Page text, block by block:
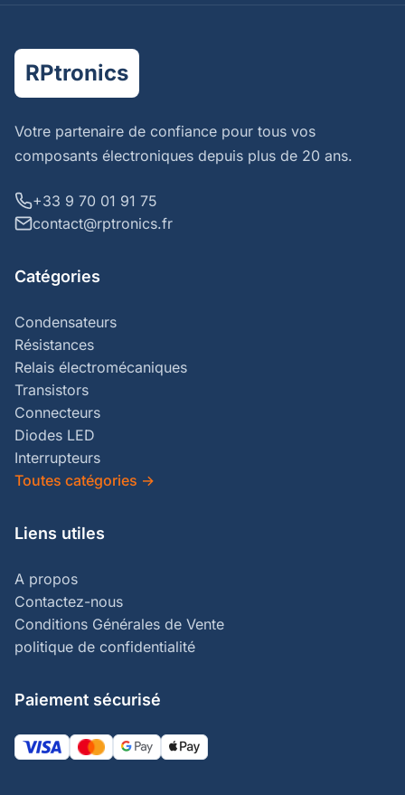
RPtronics
Votre partenaire de confiance pour tous vos
composants électroniques depuis plus de 20 ans.
+33 9 70 01 91 75
contact@rptronics.fr
Catégories
Condensateurs
Résistances
Relais électromécaniques
Transistors
Connecteurs
Diodes LED
Interrupteurs
Toutes catégories →
Liens utiles
A propos
Contactez-nous
Conditions Générales de Vente
politique de confidentialité
Paiement sécurisé